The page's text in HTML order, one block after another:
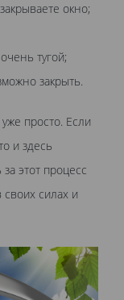
окно;
тугой;
закрыть.
просто. Если
и здесь
этот процесс
силах и